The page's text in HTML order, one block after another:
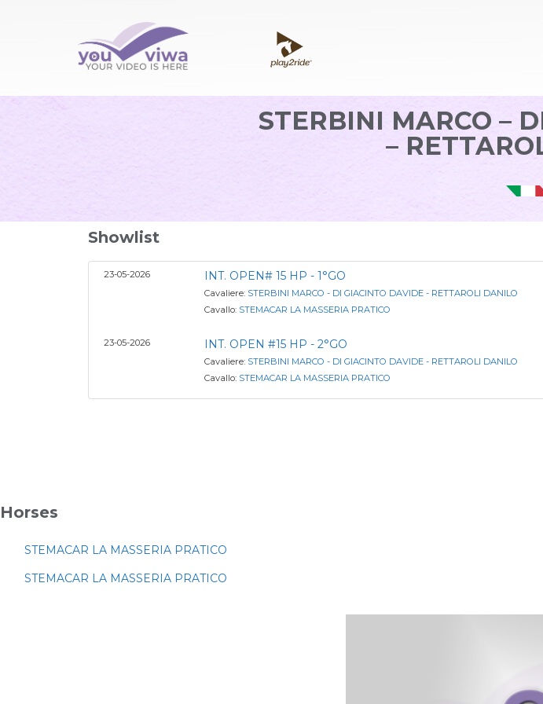
STERBINI MARCO –
–
Showlist
23-05-2026 INT. OPEN# 15 HP - 1°GO
Cavaliere: STERBINI MARCO - DI GIACINTO DAVIDE - RETTAROLI DANILO
Cavallo: STEMACAR LA MASSERIA PRATICO
23-05-2026 INT. OPEN #15 HP - 2°GO
Cavaliere: STERBINI MARCO - DI GIACINTO DAVIDE - RETTAROLI DANILO
Cavallo: STEMACAR LA MASSERIA PRATICO
Horses
STEMACAR LA MASSERIA PRATICO
STEMACAR LA MASSERIA PRATICO